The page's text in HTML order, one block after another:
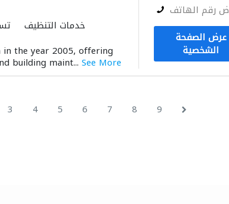
خدمات التنظيف
خزانات المياه
الديكور الداخلي
the year 2005, offering
building maint... See More
رقم الهاتف
عرض الصفحة
الشخصية
3 4 5 6 7 8 9